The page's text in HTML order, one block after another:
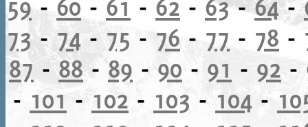
59- 60 - 61 - 62 -63-64-
73-74 - 75 - 76 - 77 - 78 -
87 -88-89 - 90 - 91 - 92 -
- 101 - 102 - 103 - 104 -